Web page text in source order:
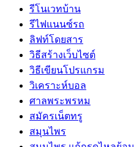
รีโนเวทบ้าน
รีไฟแนนซ์รถ
ลิฟท์โดยสาร
วิธีสร้างเว็บไซต์
วิธีเขียนโปรแกรม
วิเคราะห์บอล
ศาลพระพรหม
สมัครเน็ตทรู
สมุนไพร